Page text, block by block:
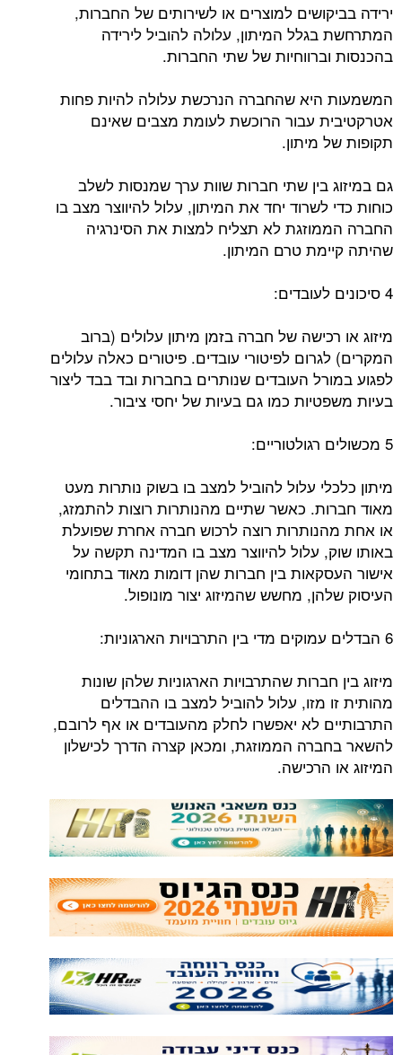
ירידה בביקושים למוצרים או לשירותים של החברות,
המתרחשת בגלל המיתון, עלולה להוביל לירידה
בהכנסות וברווחיות של שתי החברות.
המשמעות היא שהחברה הנרכשת עלולה להיות פחות
אטרקטיבית עבור הרוכשת לעומת מצבים שאינם
תקופות של מיתון.
גם במיזוג בין שתי חברות שוות ערך שמנסות לשלב
כוחות כדי לשרוד יחד את המיתון, עלול להיווצר מצב בו
החברה הממוזגת לא תצליח למצות את הסינרגיה
שהיתה קיימת טרם המיתון.
4 סיכונים לעובדים:
מיזוג או רכישה של חברה בזמן מיתון עלולים (ברוב
המקרים) לגרום לפיטורי עובדים. פיטורים כאלה עלולים
לפגוע במורל העובדים שנותרים בחברות ובד בבד ליצור
בעיות משפטיות כמו גם בעיות של יחסי ציבור.
5 מכשולים רגולטוריים:
מיתון כלכלי עלול להוביל למצב בו בשוק נותרות מעט
מאוד חברות. כאשר שתיים מהנותרות רוצות להתמזג,
או אחת מהנותרות רוצה לרכוש חברה אחרת שפועלת
באותו שוק, עלול להיווצר מצב בו המדינה תקשה על
אישור העסקאות בין חברות שהן דומות מאוד בתחומי
העיסוק שלהן, מחשש שהמיזוג יצור מונופול.
6 הבדלים עמוקים מדי בין התרבויות הארגוניות:
מיזוג בין חברות שהתרבויות הארגוניות שלהן שונות
מהותית זו מזו, עלול להוביל למצב בו ההבדלים
התרבותיים לא יאפשרו לחלק מהעובדים או אף לרובם,
להשאר בחברה הממוזגת, ומכאן קצרה הדרך לכישלון
המיזוג או הרכישה.